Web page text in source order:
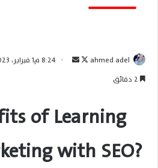
ahmed adel
ت
ع
ى
X
ب
ي
د
8:24 م1 فبراير، 2023
of Learning
with SEO?